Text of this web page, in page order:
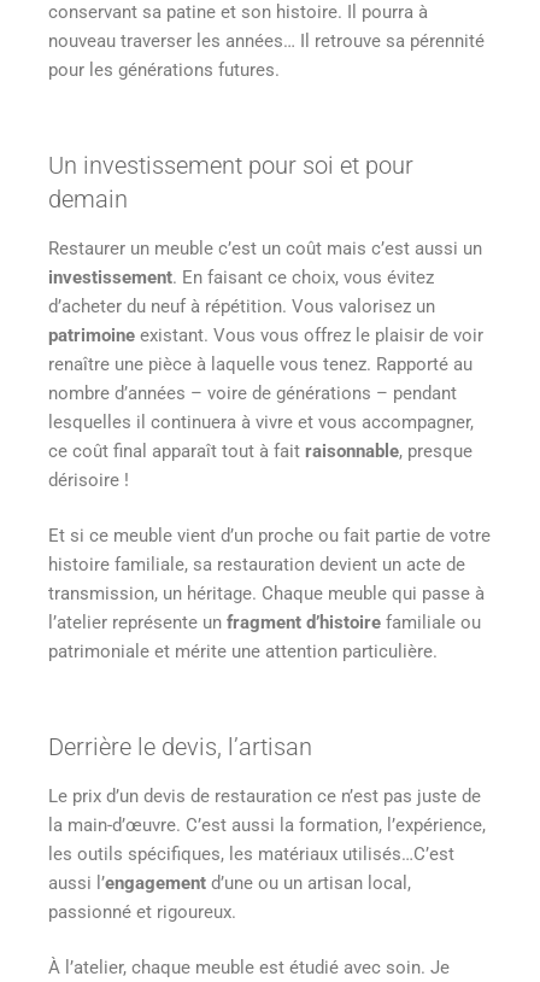
conservant sa patine et son histoire. Il pourra à
nouveau traverser les années… Il retrouve sa pérennité
pour les générations futures.
Un investissement pour soi et pour
demain
Restaurer un meuble c’est un coût mais c’est aussi un
investissement. En faisant ce choix, vous évitez
d’acheter du neuf à répétition. Vous valorisez un
patrimoine existant. Vous vous offrez le plaisir de voir
renaître une pièce à laquelle vous tenez. Rapporté au
nombre d’années – voire de générations – pendant
lesquelles il continuera à vivre et vous accompagner,
ce coût final apparaît tout à fait raisonnable, presque
dérisoire !
Et si ce meuble vient d’un proche ou fait partie de votre
histoire familiale, sa restauration devient un acte de
transmission, un héritage. Chaque meuble qui passe à
l’atelier représente un fragment d’histoire familiale ou
patrimoniale et mérite une attention particulière.
Derrière le devis, l’artisan
Le prix d’un devis de restauration ce n’est pas juste de
la main-d’œuvre. C’est aussi la formation, l’expérience,
les outils spécifiques, les matériaux utilisés…C’est
aussi l’engagement d’une ou un artisan local,
passionné et rigoureux.
À l’atelier, chaque meuble est étudié avec soin. Je